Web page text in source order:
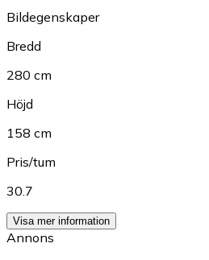
Bildegenskaper
Bredd
280 cm
Höjd
158 cm
Pris/tum
30.7
Visa mer information
Annons